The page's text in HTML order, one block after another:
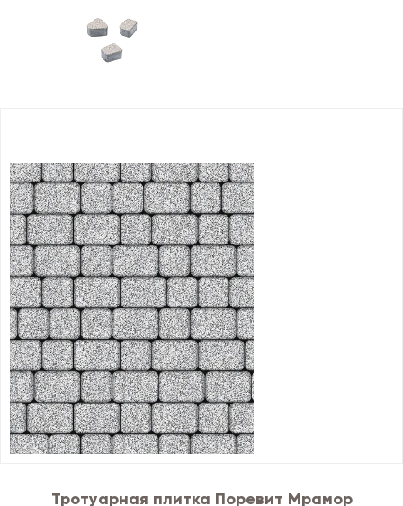
Тротуарная плитка Поревит Мрамор